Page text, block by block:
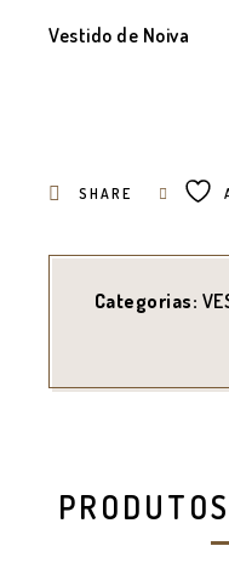
Vestido de Noiva
SHARE
Categorias: